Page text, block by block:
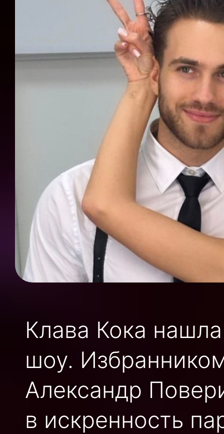
Клава Кока
шоу.
Александр
в искренность